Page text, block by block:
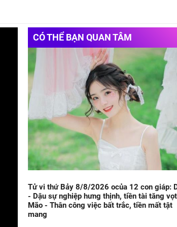
CÓ THỂ BẠN QUAN TÂM
Tử vi thứ Bảy 8/8/2026 ocủa 12 con giáp:
- Dậu sự nghiệp hưng thịnh, tiền tài tăng
Mão - Thân công việc bất trắc, tiền mất tật
mang